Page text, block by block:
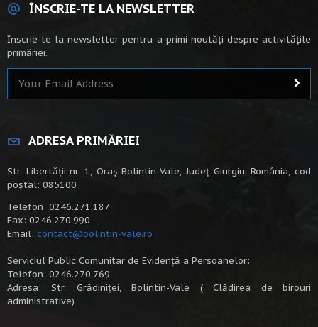
ÎNSCRIE-TE LA NEWSLETTER
Înscrie-te la newsletter pentru a primi noutăți despre activitățile
primăriei.
ADRESA PRIMĂRIEI
Str. Libertății nr. 1, Oraș Bolintin-Vale, Județ Giurgiu, România, cod
poștal: 085100
Telefon: 0246.271.187
Fax: 0246.270.990
Email: contact@bolintin-vale.ro
Serviciul Public Comunitar de Evidență a Persoanelor:
Telefon: 0246.270.769
Adresa: Str. Grădiniței, Bolintin-Vale ( Clădirea de birouri
administrative)